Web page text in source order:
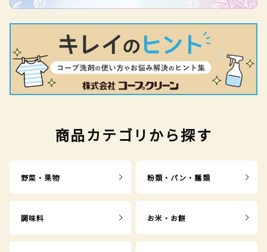
商品カテゴリから探す
野菜・果物 粉類・パン・麺類
調味料 お米・お餅